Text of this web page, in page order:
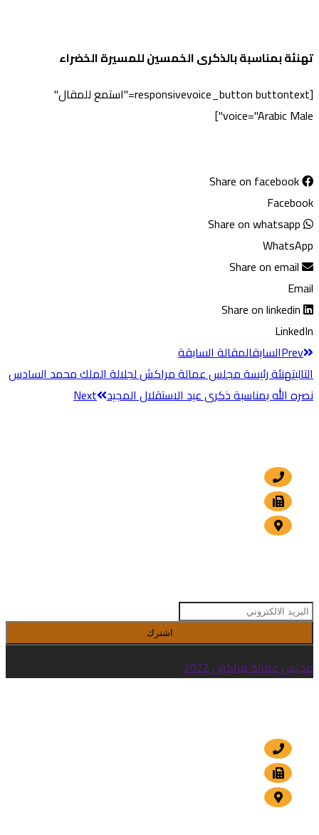
تهنئة بمناسبة بالذكرى الخمسين للمسيرة الخضراء
[responsivevoice_button buttontext="استمع للمقال"
voice="Arabic Male"]
Share on facebook
Facebook
Share on whatsapp
WhatsApp
Share on email
Email
Share on linkedin
LinkedIn
Prevالسابقالمقالة السابقة
التاليتهنئة رئيسة مجلس عمالة مراكش لجلالة الملك محمد السادس
نصره الله بمناسبة ذكرى عيد الاستقلال المجيد Next
اشترك
مجلس عمالة مراكش 2022